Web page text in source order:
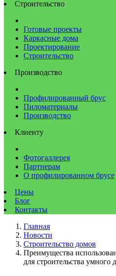
Строительство
Готовые проекты
Каркасные дома
Проектирование
Строительство
Производство
Профилированный брус
Пиломатериалы
Производство
Клиенту
Фотогаллерея
Партнерам
О профилированном брусе
Цены
Блог
Контакты
Главная
Новости
Строительство домов
Преимущества
для строительства умного